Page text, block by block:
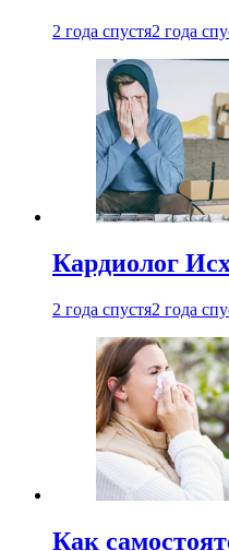
2 года спустя2 года
Кардиолог
2 года спустя2 года
Как